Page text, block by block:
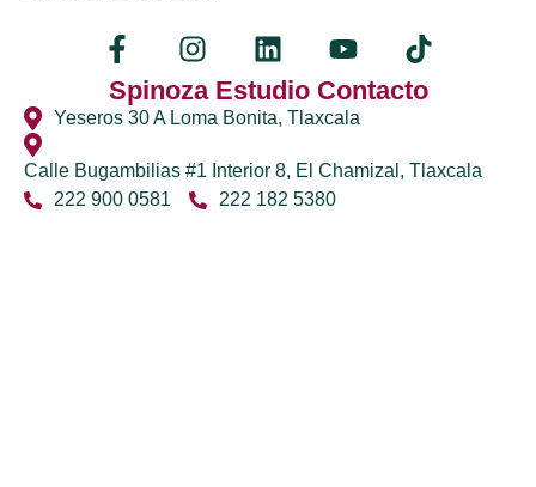
Spinoza Estudio Contacto
Yeseros 30 A Loma Bonita, Tlaxcala
Calle Bugambilias #1 Interior 8, El Chamizal, Tlaxcala
222 900 0581
222 182 5380